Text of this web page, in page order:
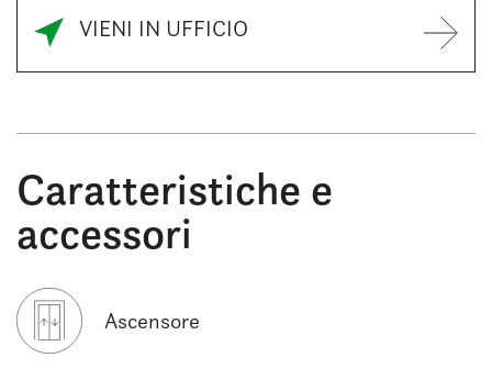
VIENI IN UFFICIO
Caratteristiche e
accessori
Ascensore